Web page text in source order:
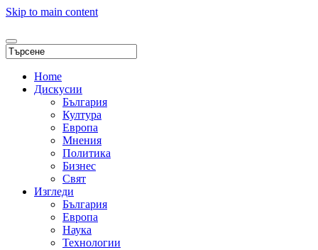
Skip to main content
Home
Дискусии
България
Култура
Европа
Мнения
Политика
Бизнес
Свят
Изгледи
България
Европа
Наука
Технологии